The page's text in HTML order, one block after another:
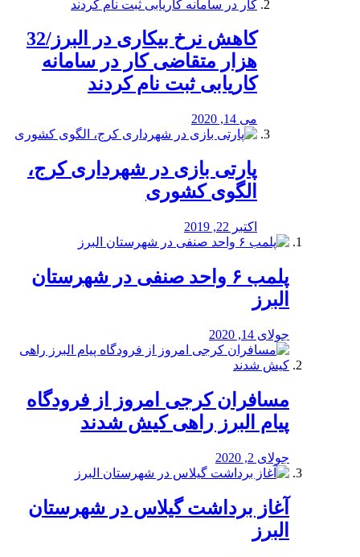
کاهش نرخ بیکاری در البرز/32
هزار متقاضی کار در سامانه
کاریابی ثبت نام کردند
می 14, 2020
پارتی بازی در شهرداری کرج،
الگوی کشوری
اکتبر 22, 2019
پلمب ۶ واحد صنفی در شهرستان
البرز
جولای 14, 2020
مسافران کرجی امروز از فرودگاه
پیام البرز راهی کیش شدند
جولای 2, 2020
آغاز برداشت گیلاس در شهرستان
البرز